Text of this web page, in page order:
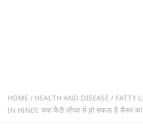
HOME / HEALTH AND DISEASE / FATTY
IN HINDI: क्या फैटी लीवर से हो सकता है कैंसर का